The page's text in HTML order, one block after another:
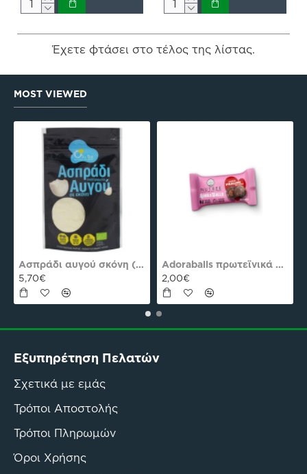
Έχετε φτάσει στο τέλος της λίστας.
MOST VIEWED
Ασπράδι αυγού σκόνη (Αλβουμίνη) Ola-Bio 50gr
5,70€
Adoraballs πρωτεϊνικά μπαλάκια choco praline delight 40γρ Nutree Χ.ΓΛ
2,00€
Εξυπηρέτηση Πελατών
Σχετικά με εμάς
Τρόποι Αποστολής
Τρόποι Πληρωμών
Όροι Χρήσης